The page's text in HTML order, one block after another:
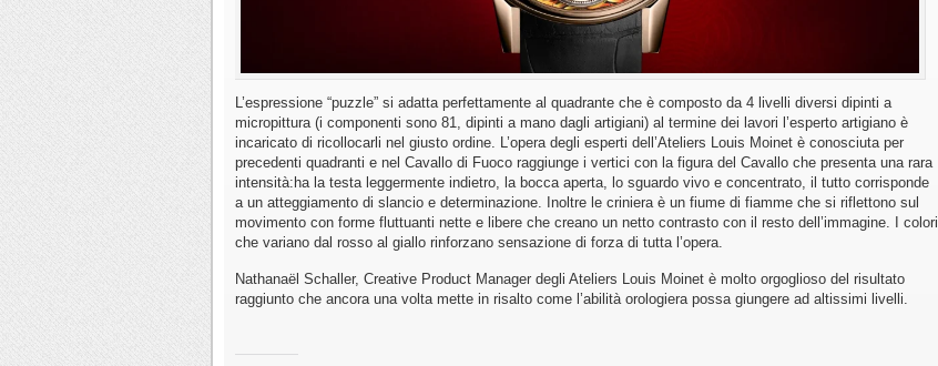
L’espressione “puzzle” si adatta perfettamente al quadrante che è composto da 4 livelli diversi dipinti a
micropittura (i componenti sono 81, dipinti a mano dagli artigiani) al termine dei lavori l’esperto artigiano è
incaricato di ricollocarli nel giusto ordine. L’opera degli esperti dell’Ateliers Louis Moinet è conosciuta per
precedenti quadranti e nel Cavallo di Fuoco raggiunge i vertici con la figura del Cavallo che presenta una rara
intensità:ha la testa leggermente indietro, la bocca aperta, lo sguardo vivo e concentrato, il tutto corrisponde
a un atteggiamento di slancio e determinazione. Inoltre le criniera è un fiume di fiamme che si riflettono sul
movimento con forme fluttuanti nette e libere che creano un netto contrasto con il resto dell’immagine. I colori
che variano dal rosso al giallo rinforzano sensazione di forza di tutta l’opera.
Nathanaël Schaller, Creative Product Manager degli Ateliers Louis Moinet è molto orgoglioso del risultato
raggiunto che ancora una volta mette in risalto come l’abilità orologiera possa giungere ad altissimi livelli.